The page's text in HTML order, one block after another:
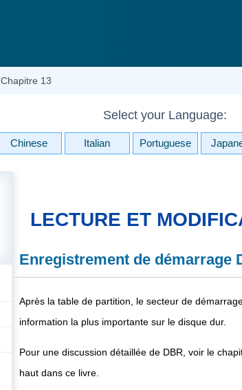
Chapitre 13
Select your Language:
Chinese Italian Portuguese
LECTURE ET
Enregistrement de démarrage
Après la table de partition, le secteur de
information la plus importante sur le disque dur.
Pour une discussion détaillée de DBR, voir le
haut dans ce livre.